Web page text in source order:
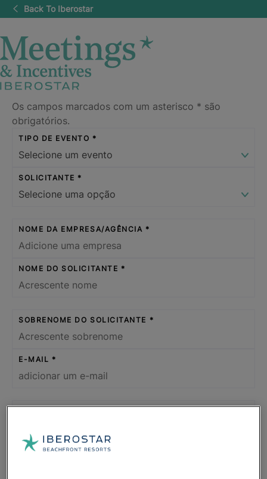
Back To Iberostar
Os campos marcados com um asterisco * são
obrigatórios.
TIPO DE EVENTO
SOLICITANTE
NOME DA EMPRESA/AGÊNCIA
NOME DO SOLICITANTE
SOBRENOME DO SOLICITANTE
E-MAIL
NÚMERO DE TELEFONE